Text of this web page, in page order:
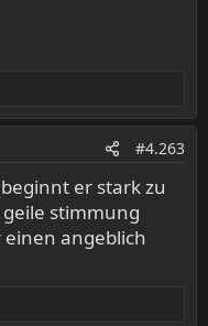
#4.263
er stark zu
stimmung
angeblich